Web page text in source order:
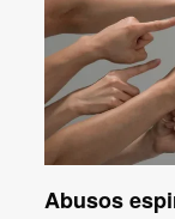
Abusos